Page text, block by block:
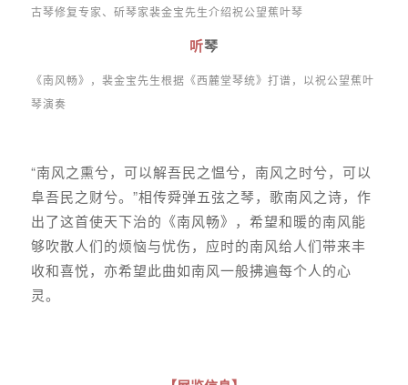
古琴修复专家、斫琴家裴金宝先生介绍祝公望蕉叶琴
听琴
《南风畅》，裴金宝先生根据《西麓堂琴统》打谱，以祝公望蕉叶
琴演奏
“南风之熏兮，可以解吾民之愠兮，南风之时兮，可以
阜吾民之财兮。”相传舜弹五弦之琴，歌南风之诗，作
出了这首使天下治的《南风畅》，希望和暖的南风能
够吹散人们的烦恼与忧伤，应时的南风给人们带来丰
收和喜悦，亦希望此曲如南风一般拂遍每个人的心
灵。